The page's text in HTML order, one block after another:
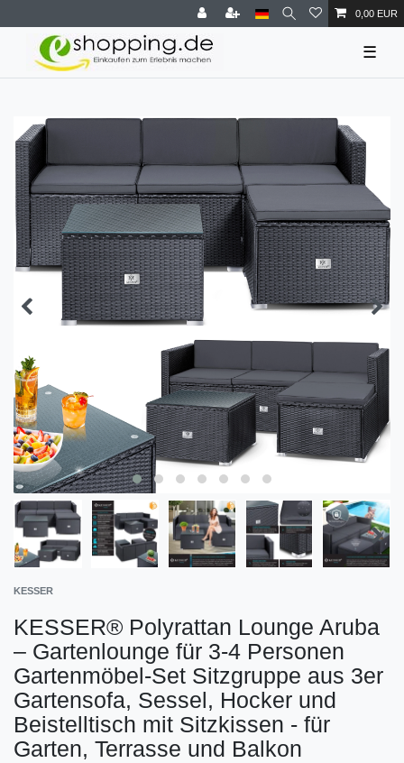
0,00 EUR
☰
KESSER
KESSER® Polyrattan Lounge Aruba
– Gartenlounge für 3-4 Personen
Gartenmöbel-Set Sitzgruppe aus 3er
Gartensofa, Sessel, Hocker und
Beistelltisch mit Sitzkissen - für
Garten, Terrasse und Balkon